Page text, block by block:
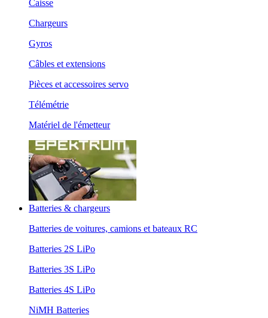
Caisse
Chargeurs
Gyros
Câbles et extensions
Pièces et accessoires servo
Télémétrie
Matériel de l'émetteur
Batteries & chargeurs
Batteries de voitures, camions et bateaux RC
Batteries 2S LiPo
Batteries 3S LiPo
Batteries 4S LiPo
NiMH Batteries